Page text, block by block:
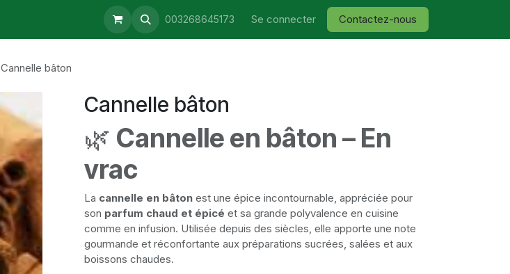
Retrait & Livraison Blog 003268645173 Se connecter Contactez-nous
Cannelle bâton
Cannelle bâton
🌿 Cannelle en bâton – En
vrac
La cannelle en bâton est une épice incontournable, appréciée pour
son parfum chaud et épicé et sa grande polyvalence en cuisine
comme en infusion. Utilisée depuis des siècles, elle apporte une note
gourmande et réconfortante aux préparations sucrées, salées et aux
boissons chaudes.